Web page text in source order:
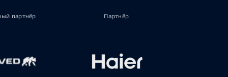
партнёр Партнёр